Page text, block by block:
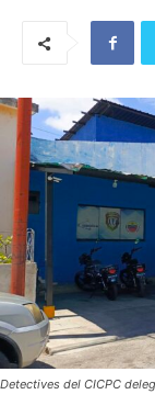
Detectives del CICPC